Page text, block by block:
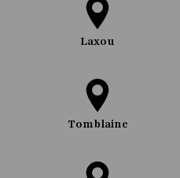
Laxou
Tomblaine